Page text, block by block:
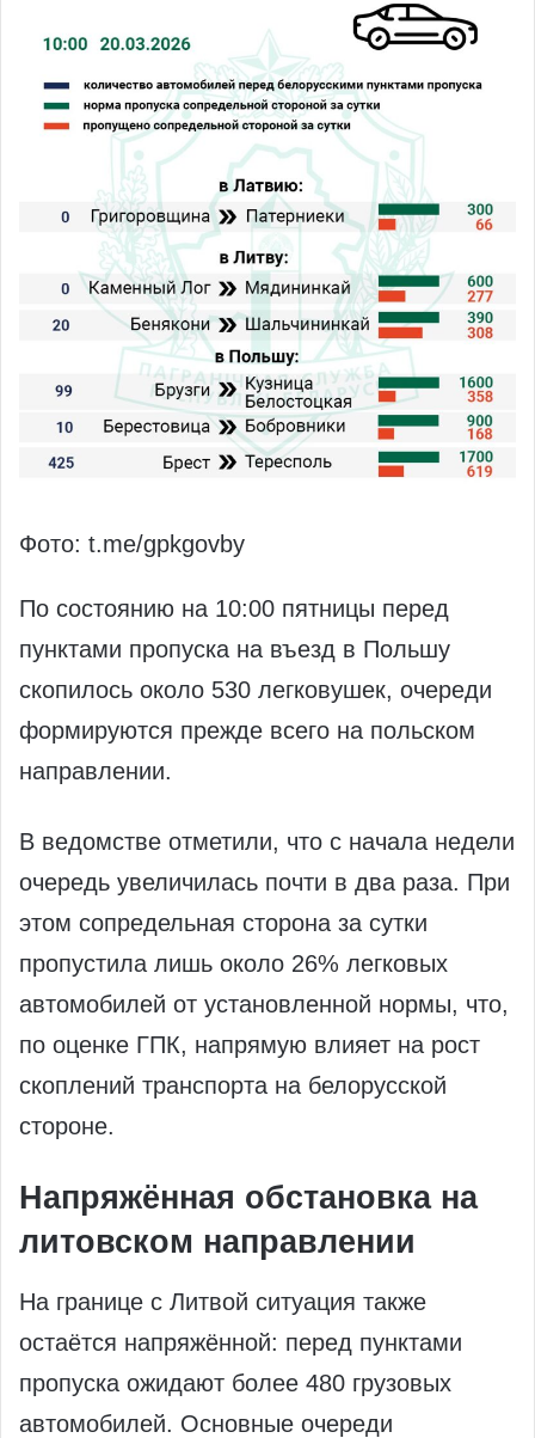
Фото: t.me/gpkgovby
По состоянию на 10:00 пятницы перед
пунктами пропуска на въезд в Польшу
скопилось около 530 легковушек, очереди
формируются прежде всего на польском
направлении.
В ведомстве отметили, что с начала недели
очередь увеличилась почти в два раза. При
этом сопредельная сторона за сутки
пропустила лишь около 26% легковых
автомобилей от установленной нормы, что,
по оценке ГПК, напрямую влияет на рост
скоплений транспорта на белорусской
стороне.
Напряжённая обстановка на
литовском направлении
На границе с Литвой ситуация также
остаётся напряжённой: перед пунктами
пропуска ожидают более 480 грузовых
автомобилей. Основные очереди